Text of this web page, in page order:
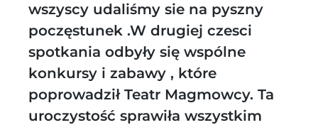
wszyscy udaliśmy sie na pyszny
poczęstunek .W drugiej czesci
spotkania odbyły się wspólne
konkursy i zabawy , które
poprowadził Teatr Magmowcy. Ta
uroczystość sprawiła wszystkim